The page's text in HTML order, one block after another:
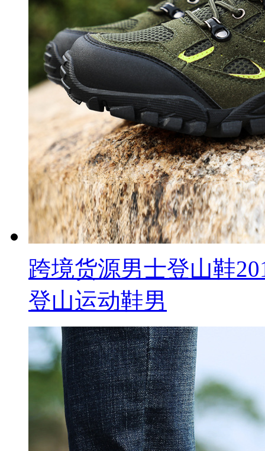
跨境货源男士登山鞋
登山运动鞋男